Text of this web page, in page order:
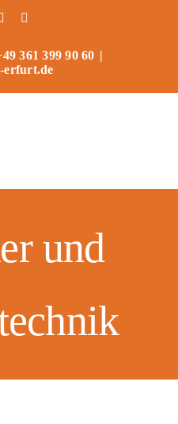
Instagram
361 399 90 60 |
erfurt.de
und